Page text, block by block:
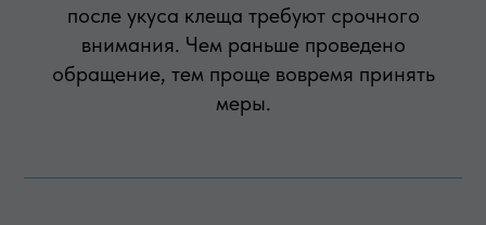
после укуса клеща требуют срочного
внимания. Чем раньше проведено
обращение, тем проще вовремя принять
меры.